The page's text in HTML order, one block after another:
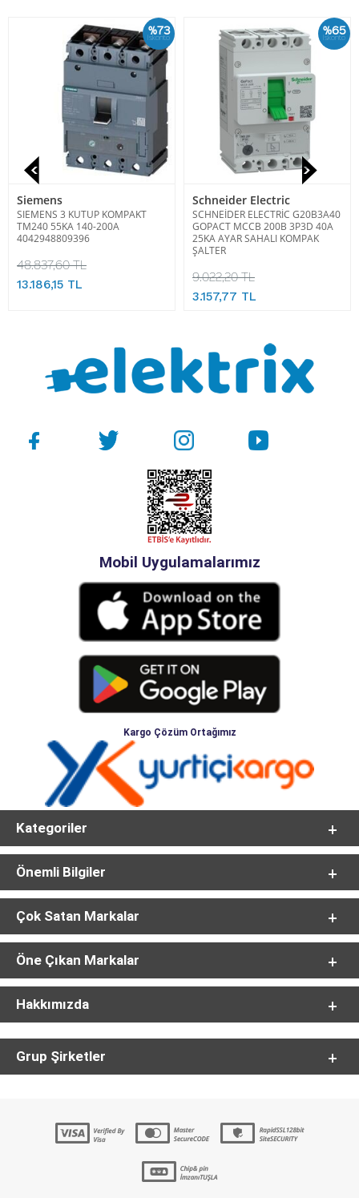
%73
İskonto
Siemens
SIEMENS 3 KUTUP KOMPAKT
TM240 55KA 140-200A
4042948809396
48.837,60 TL
13.186,15 TL
%65
İskonto
Schneider Electric
SCHNEİDER ELECTRİC G20B3A40
GOPACT MCCB 200B 3P3D 40A
25KA AYAR SAHALI KOMPAK
ŞALTER
9.022,20 TL
3.157,77 TL
Mobil Uygulamalarımız
Kargo Çözüm Ortağımız
Kategoriler
Önemli Bilgiler
Çok Satan Markalar
Öne Çıkan Markalar
Hakkımızda
Grup Şirketler